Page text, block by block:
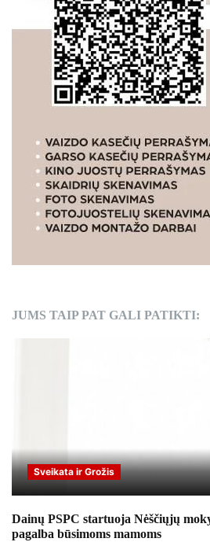
JUMS TAIP PAT GALI PATIKTI:
Sveikata ir Grožis
Dainų PSPC startuoja Nėščiųjų
pagalba būsimoms mamoms